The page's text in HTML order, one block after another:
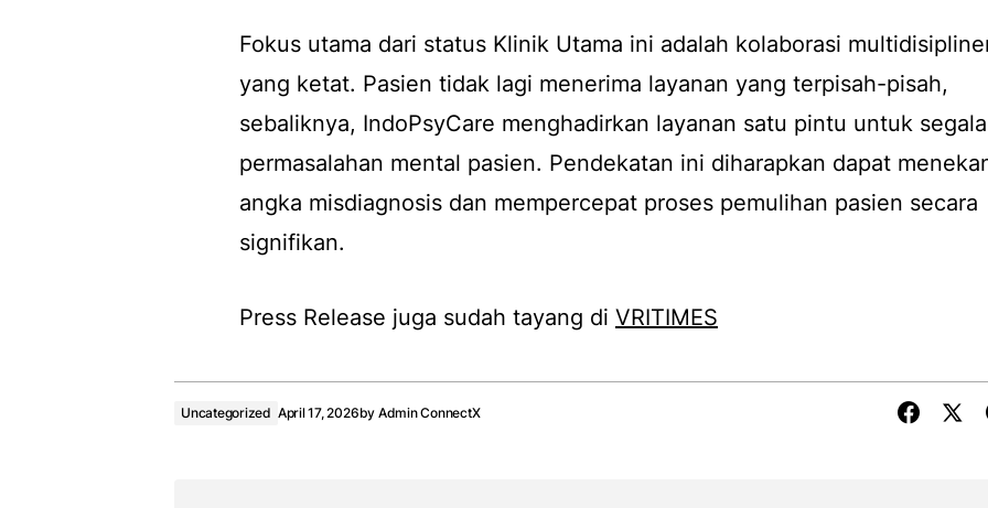
Fokus utama dari status Klinik Utama ini adalah kolaborasi
yang ketat. Pasien tidak lagi menerima layanan yang terpisah-pisah,
sebaliknya, IndoPsyCare menghadirkan layanan satu pintu untuk segala
permasalahan mental pasien. Pendekatan ini diharapkan dapat
angka misdiagnosis dan mempercepat proses pemulihan pasien secara
signifikan.
Press Release juga sudah tayang di VRITIMES
Uncategorized April 17, 2026by Admin ConnectX